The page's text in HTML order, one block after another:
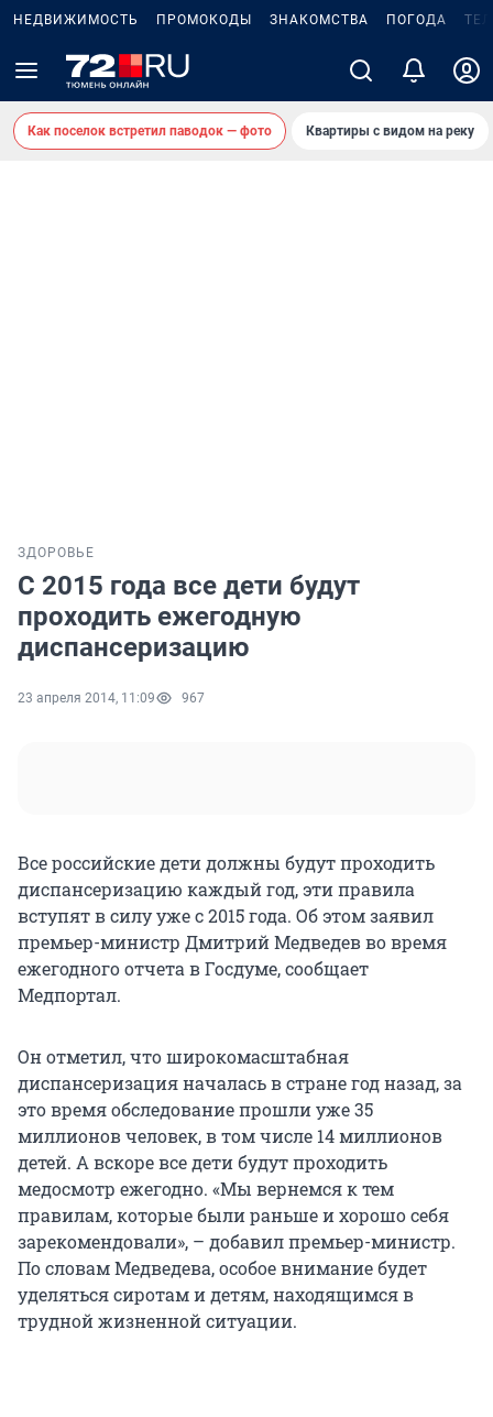
НЕДВИЖИМОСТЬ ПРОМОКОДЫ ЗНАКОМСТВА ПОГОДА
Как поселок встретил паводок — фото Квартиры с видом на реку
ЗДОРОВЬЕ
С 2015 года все дети будут
проходить ежегодную
диспансеризацию
23 апреля 2014, 11:09 967
Все российские дети должны будут проходить
диспансеризацию каждый год, эти правила
вступят в силу уже с 2015 года. Об этом заявил
премьер-министр Дмитрий Медведев во время
ежегодного отчета в Госдуме, сообщает
Медпортал.
Он отметил, что широкомасштабная
диспансеризация началась в стране год назад, за
это время обследование прошли уже 35
миллионов человек, в том числе 14 миллионов
детей. А вскоре все дети будут проходить
медосмотр ежегодно. «Мы вернемся к тем
правилам, которые были раньше и хорошо себя
зарекомендовали», – добавил премьер-министр.
По словам Медведева, особое внимание будет
уделяться сиротам и детям, находящимся в
трудной жизненной ситуации.